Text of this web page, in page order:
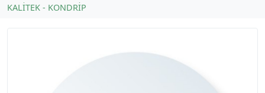
KALİTEK - KONDRİP